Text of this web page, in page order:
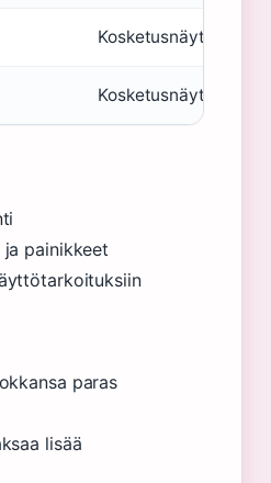
Kosketusnäyttö +
Kosketusnäyttö ja
painikkeet
paras
lisää